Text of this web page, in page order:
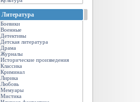
Литература
Боевики
Военные
Детективы
Детская литература
Драма
Журналы
Исторические произведения
Классика
Криминал
Лирика
Любовь
Мемуары
Мистика